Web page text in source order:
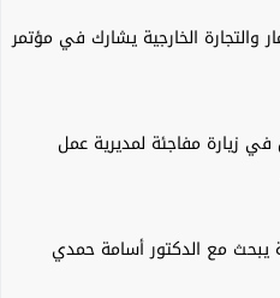
والتجارة الخارجية يشارك في مؤتمر
في زيارة مفاجئة لمديرية عمل
يبحث مع الدكتور أسامة حمدي